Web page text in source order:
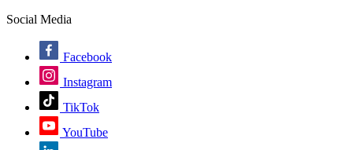
Social Media
Facebook
Instagram
TikTok
YouTube